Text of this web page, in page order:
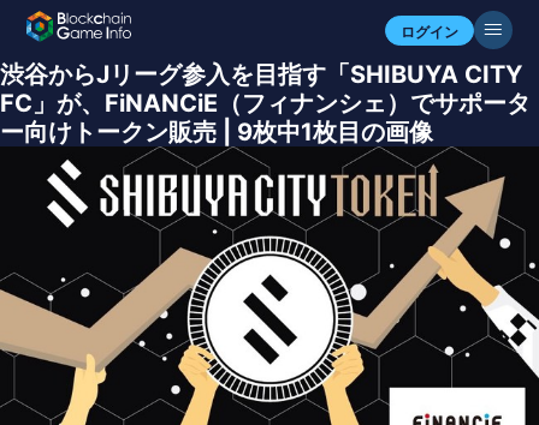
ログイン
渋谷からJリーグ参入を目指す「SHIBUYA CITY
FC」が、FiNANCiE（フィナンシェ）でサポータ
ー向けトークン販売 | 9枚中1枚目の画像